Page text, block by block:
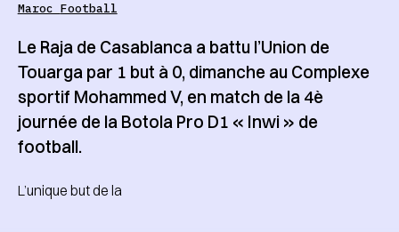
Maroc Football
Le Raja de Casablanca a battu l’Union de
Touarga par 1 but à 0, dimanche au Complexe
sportif Mohammed V, en match de la 4è
journée de la Botola Pro D1 « Inwi » de
football.
L’unique but de la